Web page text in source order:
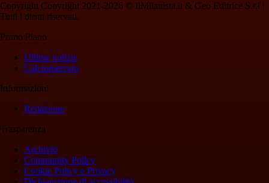
Copyright Copyright 2021-2026 © IlMilanista.it & Geo Editrice S.r.l |
Tutti i diritti riservati.
Primo Piano
Ultime notizie
Calciomercato
Informazioni
Redazione
Trasparenza
Archivio
Community Policy
Cookie Policy e Privacy